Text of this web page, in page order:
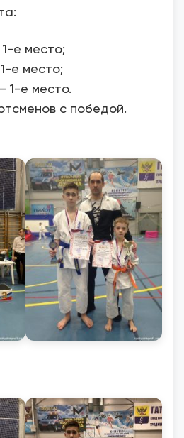
е место;
е место;
1-е место.
с победой.